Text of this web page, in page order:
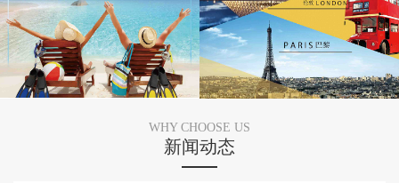
WHY CHOOSE US
新闻动态